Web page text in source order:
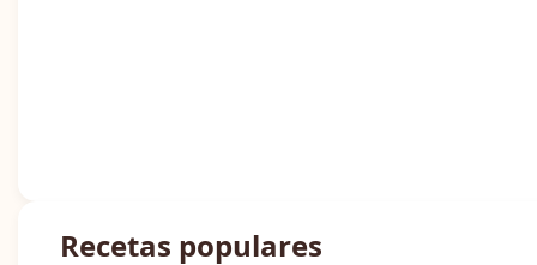
Recetas populares